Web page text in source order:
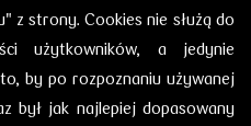
z strony. Cookies nie służą do
użytkowników, a jedynie
by po rozpoznaniu używanej
był jak najlepiej dopasowany